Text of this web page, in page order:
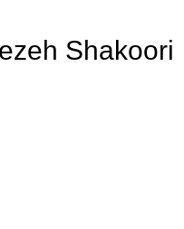
Shakoori